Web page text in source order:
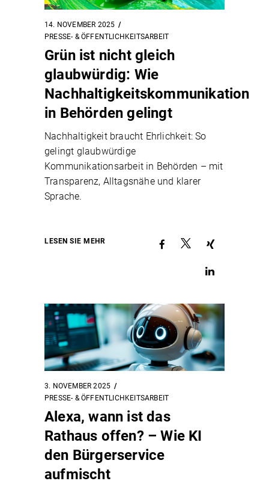
14. NOVEMBER 2025
PRESSE- & ÖFFENTLICHKEITSARBEIT
Grün ist nicht gleich
glaubwürdig: Wie
Nachhaltigkeitskommunikation
in Behörden gelingt
Nachhaltigkeit braucht Ehrlichkeit: So
gelingt glaubwürdige
Kommunikationsarbeit in Behörden – mit
Transparenz, Alltagsnähe und klarer
Sprache.
LESEN SIE MEHR
3. NOVEMBER 2025
PRESSE- & ÖFFENTLICHKEITSARBEIT
Alexa, wann ist das
Rathaus offen? – Wie KI
den Bürgerservice
aufmischt